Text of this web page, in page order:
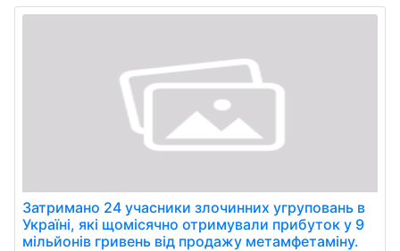
Затримано 24 учасники злочинних угруповань в
Україні, які щомісячно отримували прибуток у 9
мільйонів гривень від продажу метамфетаміну.